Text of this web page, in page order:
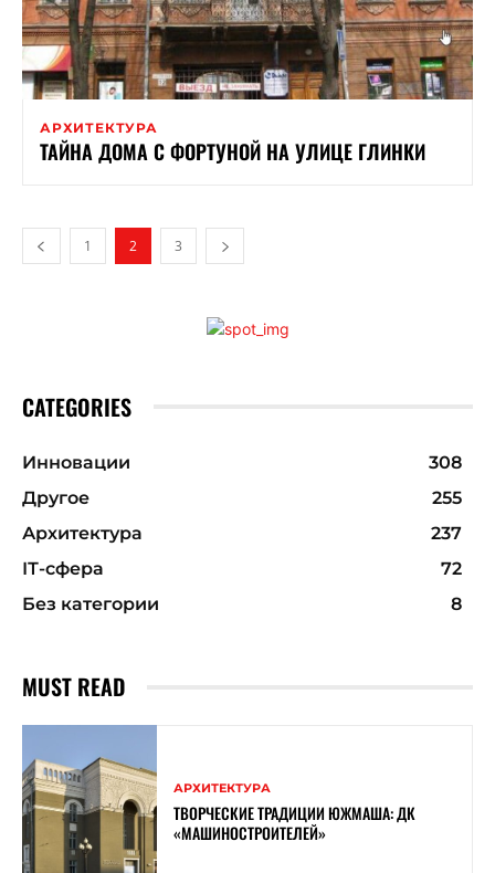
АРХИТЕКТУРА
ТАЙНА ДОМА С ФОРТУНОЙ НА УЛИЦЕ ГЛИНКИ
1 2 3
CATEGORIES
Инновации
308
Другое
255
Архитектура
237
ІТ-сфера
72
Без категории
8
MUST READ
АРХИТЕКТУРА
ТВОРЧЕСКИЕ ТРАДИЦИИ ЮЖМАША: ДК
«МАШИНОСТРОИТЕЛЕЙ»